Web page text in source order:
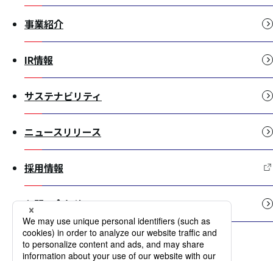
事業紹介
IR情報
サステナビリティ
ニュースリリース
採用情報
お問い合わせ